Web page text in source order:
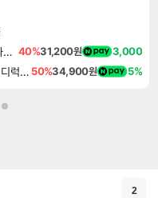
나 혼자만 레벨업 어라이즈 오버드라이브 디럭스 에디션 Solo Leveling Arise Overdrive Deluxe Edition 40%31,200원 3,000
테일즈 오브 그레이세스 f 리마스터 디럭스 에디션 Tales of Graces f Remastered Deluxe Edition 50%34,900원 5%
2